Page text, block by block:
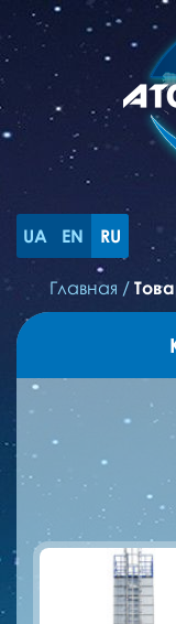
UA EN RU
Главная /